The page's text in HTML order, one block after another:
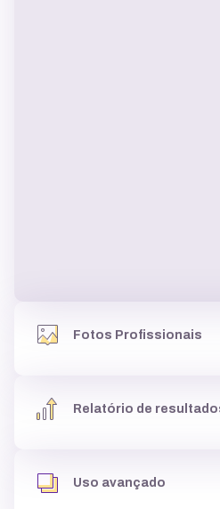
Fotos Profissionais
uma biblioteca de imagens, com
gratuitas
Relatório de
páginas mais visitadas
entender se o site está
Uso avançado